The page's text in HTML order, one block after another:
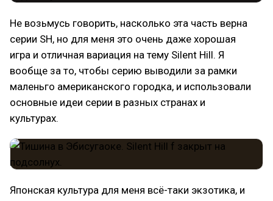
Не возьмусь говорить, насколько эта часть верна
серии SH, но для меня это очень даже хорошая
игра и отличная вариация на тему Silent Hill. Я
вообще за то, чтобы серию выводили за рамки
маленьго американского городка, и использовали
основные идеи серии в разных странах и
культурах.
Японская культура для меня всё-таки экзотика, и